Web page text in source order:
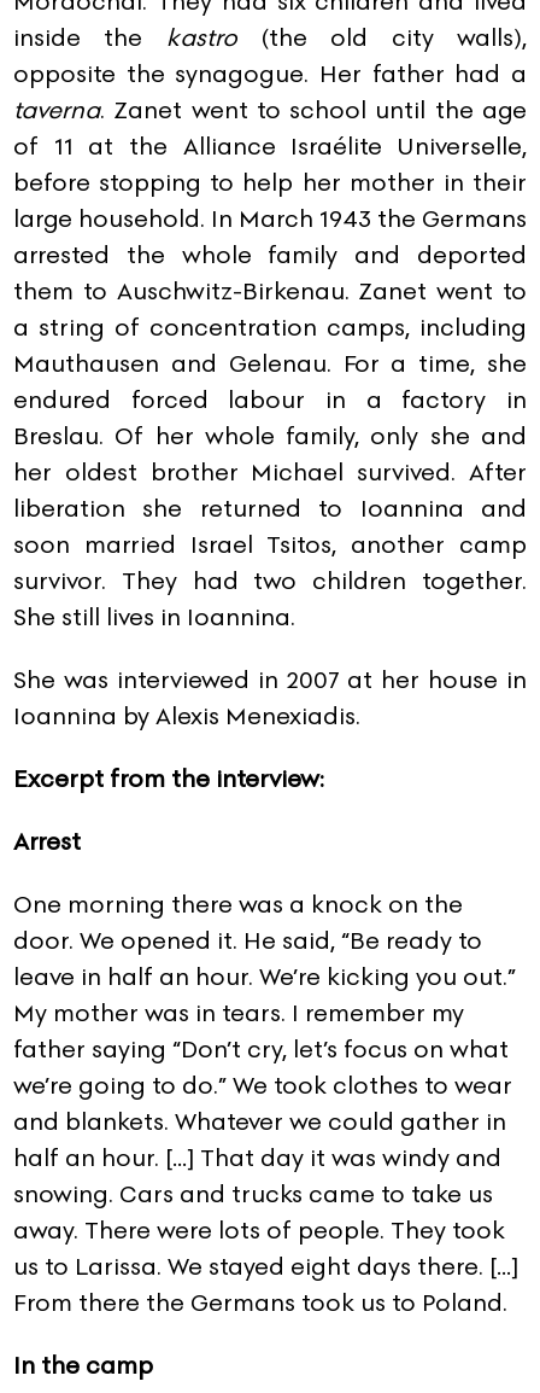
inside the kastro (the old city walls),
opposite the synagogue. Her father had a
taverna. Zanet went to school until the age
of 11 at the Alliance Israélite Universelle,
before stopping to help her mother in their
large household. In March 1943 the Germans
arrested the whole family and deported
them to Auschwitz-Birkenau. Zanet went to
a string of concentration camps, including
Mauthausen and Gelenau. For a time, she
endured forced labour in a factory in
Breslau. Of her whole family, only she and
her oldest brother Michael survived. After
liberation she returned to Ioannina and
soon married Israel Tsitos, another camp
survivor. They had two children together.
She still lives in Ioannina.
She was interviewed in 2007 at her house in
Ioannina by Alexis Menexiadis.
Excerpt from the interview:
Arrest
One morning there was a knock on the
door. We opened it. He said, “Be ready to
leave in half an hour. We’re kicking you out.”
My mother was in tears. I remember my
father saying “Don’t cry, let’s focus on what
we’re going to do.” We took clothes to wear
and blankets. Whatever we could gather in
half an hour. […] That day it was windy and
snowing. Cars and trucks came to take us
away. There were lots of people. They took
us to Larissa. We stayed eight days there. […]
From there the Germans took us to Poland.
In the camp